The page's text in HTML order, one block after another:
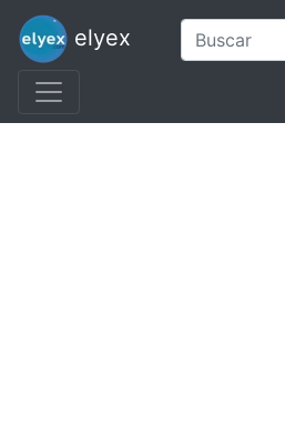
elyex